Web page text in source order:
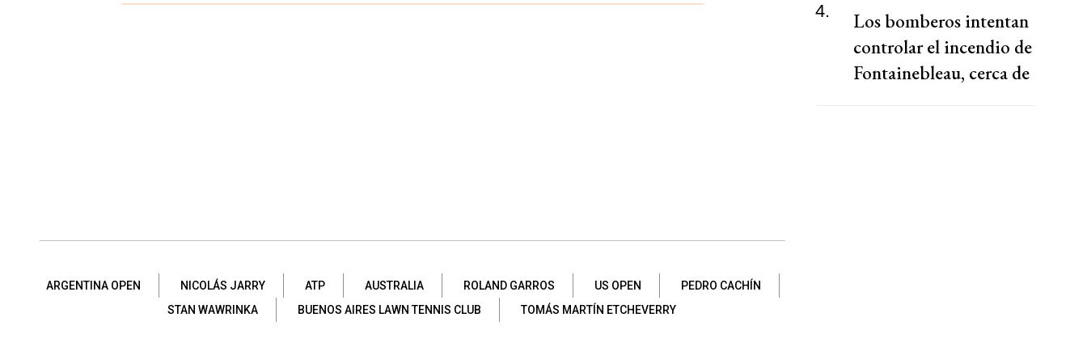
ARGENTINA OPEN NICOLÁS JARRY ATP AUSTRALIA ROLAND GARROS US OPEN
PEDRO CACHÍN
STAN WAWRINKA
BUENOS AIRES LAWN TENNIS CLUB TOMÁS MARTÍN ETCHEVERRY
4.
Los bomberos intentan
controlar el incendio de
Fontainebleau, cerca de